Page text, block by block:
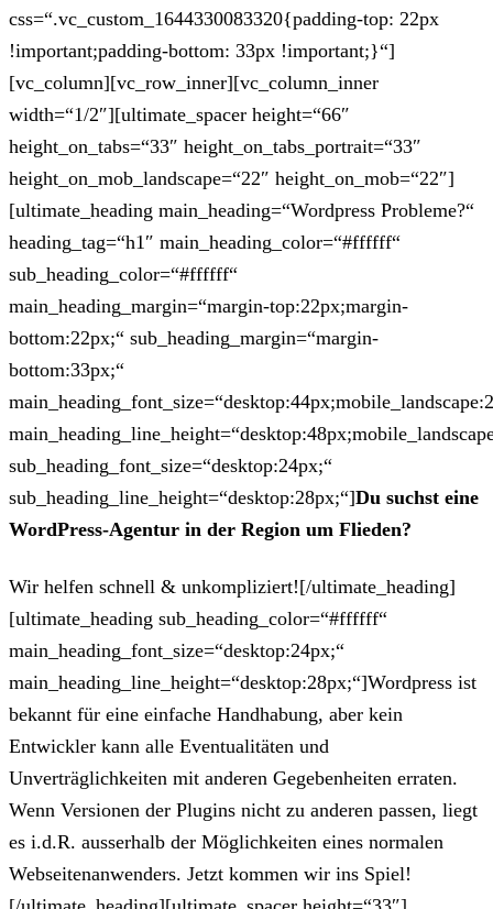
css=“.vc_custom_1644330083320{padding-top: 22px
!important;padding-bottom: 33px !important;}“]
[vc_column][vc_row_inner][vc_column_inner
width=“1/2″][ultimate_spacer height=“66″
height_on_tabs=“33″ height_on_tabs_portrait=“33″
height_on_mob_landscape=“22″ height_on_mob=“22″]
[ultimate_heading main_heading=“Wordpress Probleme?“
heading_tag=“h1″ main_heading_color=“#ffffff“
sub_heading_color=“#ffffff“
main_heading_margin=“margin-top:22px;margin-
bottom:22px;“ sub_heading_margin=“margin-
bottom:33px;“
sub_heading_font_size=“desktop:24px;“
sub_heading_line_height=“desktop:28px;“]Du suchst eine
WordPress-Agentur in der Region um Flieden?
Wir helfen schnell & unkompliziert![/ultimate_heading]
[ultimate_heading sub_heading_color=“#ffffff“
main_heading_font_size=“desktop:24px;“
main_heading_line_height=“desktop:28px;“]Wordpress ist
bekannt für eine einfache Handhabung, aber kein
Entwickler kann alle Eventualitäten und
Unverträglichkeiten mit anderen Gegebenheiten erraten.
Wenn Versionen der Plugins nicht zu anderen passen, liegt
es i.d.R. ausserhalb der Möglichkeiten eines normalen
Webseitenanwenders. Jetzt kommen wir ins Spiel!